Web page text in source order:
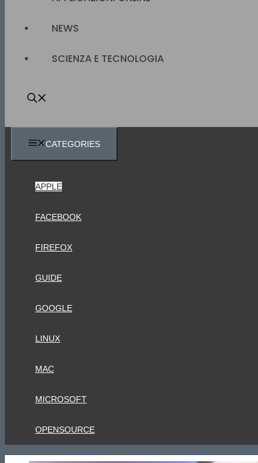
NEWS
SCIENZA E TECNOLOGIA
CATEGORIES
APPLE
FACEBOOK
FIREFOX
GUIDE
GOOGLE
LINUX
MAC
MICROSOFT
OPENSOURCE